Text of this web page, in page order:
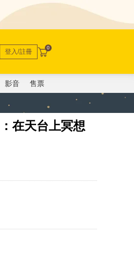
登入/註冊 0
影音 售票
在天台上冥想